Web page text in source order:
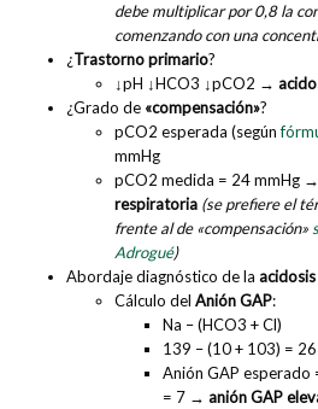
debe multiplicar por 0,8 la
comenzando con una
¿Trastorno primario?
↓pH ↓HCO3 ↓pCO2 →
¿Grado de «compensación»?
pCO2 esperada (según
mmHg
pCO2 medida = 24 mmHg →
respiratoria (se prefiere el
frente al de «compensación»
Adrogué)
Abordaje diagnóstico de la
Cálculo del Anión GAP:
Na – (HCO3 + Cl)
139 – (10 + 103) =
Anión GAP esperado
= 7 → anión GAP